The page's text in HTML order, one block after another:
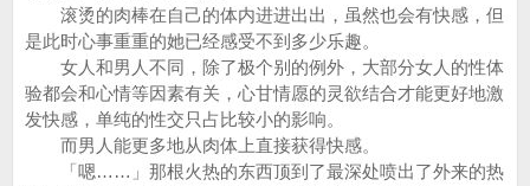
滚烫的肉棒在自己的体内进进出出，虽然也会有快感，但
是此时心事重重的她已经感受不到多少乐趣。
女人和男人不同，除了极个别的例外，大部分女人的性体
验都会和心情等因素有关，心甘情愿的灵欲结合才能更好地激
发快感，单纯的性交只占比较小的影响。
而男人能更多地从肉体上直接获得快感。
「嗯……」那根火热的东西顶到了最深处喷出了外来的热